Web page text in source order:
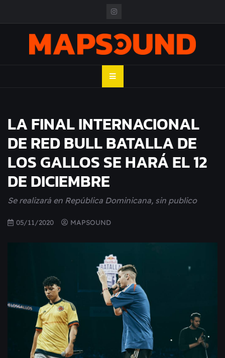
MAPSOUND
LA FINAL INTERNACIONAL
DE RED BULL BATALLA DE
LOS GALLOS SE HARÁ EL 12
DE DICIEMBRE
Se realizará en República Dominicana, sin publico
05/11/2020 MAPSOUND